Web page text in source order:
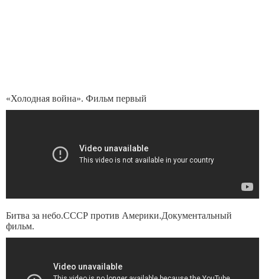
«Холодная война». Фильм первый
Битва за небо.СССР против Америки.Документальный
фильм.